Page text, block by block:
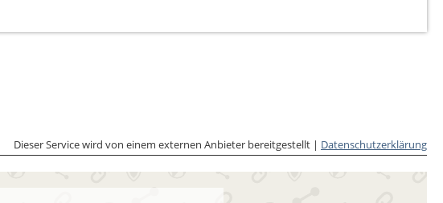
Dieser Service wird von einem externen Anbieter bereitgestellt | Datenschutzerklärung